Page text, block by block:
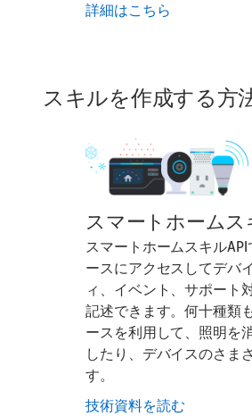
詳細はこちら
スキルを作成する方
スマートホームス
スマートホームスキル
ースにアクセスしてデバ
ィ、イベント、サポート
記述できます。何十種類
ースを利用して、照明を
したり、デバイスのさま
す。
技術資料を読む